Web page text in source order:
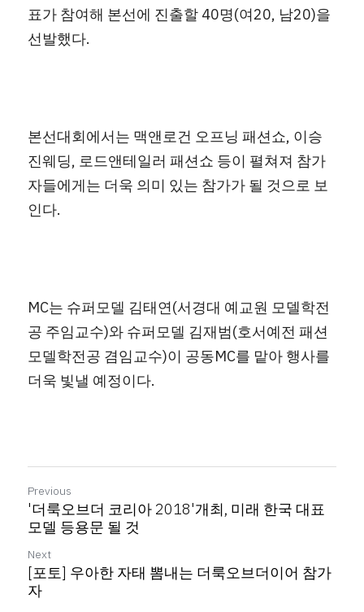
표가 참여해 본선에 진출할 40명(여20, 남20)을
선발했다.
본선대회에서는 맥앤로건 오프닝 패션쇼, 이승
진웨딩, 로드앤테일러 패션쇼 등이 펼쳐져 참가
자들에게는 더욱 의미 있는 참가가 될 것으로 보
인다.
MC는 슈퍼모델 김태연(서경대 예교원 모델학전
공 주임교수)와 슈퍼모델 김재범(호서예전 패션
모델학전공 겸임교수)이 공동MC를 맡아 행사를
더욱 빛낼 예정이다.
Previous
'더룩오브더 코리아 2018'개최, 미래 한국 대표
모델 등용문 될 것
Next
[포토] 우아한 자태 뽐내는 더룩오브더이어 참가
자